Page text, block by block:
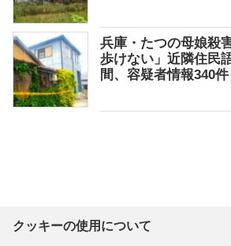
兵庫・たつの母娘殺
歩けない」近隣住民
間、容疑者情報340件
クッキーの使用について